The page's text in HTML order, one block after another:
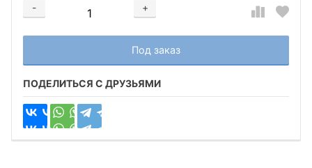
-
+
Добавляется...
Под заказ
Добавлен
ПОДЕЛИТЬСЯ С ДРУЗЬЯМИ